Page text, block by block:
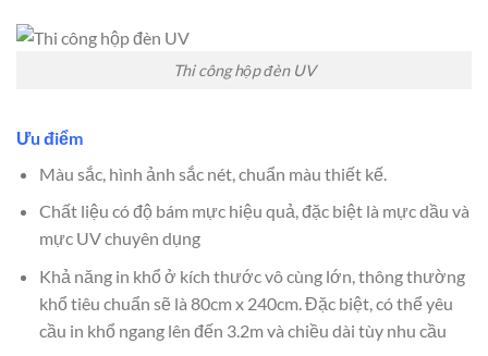
Thi công hộp đèn UV
Ưu điểm
Màu sắc, hình ảnh sắc nét, chuẩn màu thiết kế.
Chất liệu có độ bám mực hiệu quả, đặc biệt là mực dầu và
mực UV chuyên dụng
Khả năng in khổ ở kích thước vô cùng lớn, thông thường
khổ tiêu chuẩn sẽ là 80cm x 240cm. Đặc biệt, có thể yêu
cầu in khổ ngang lên đến 3.2m và chiều dài tùy nhu cầu